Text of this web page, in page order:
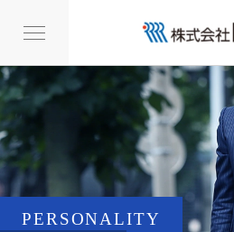
メ
ー
PERSONALITY